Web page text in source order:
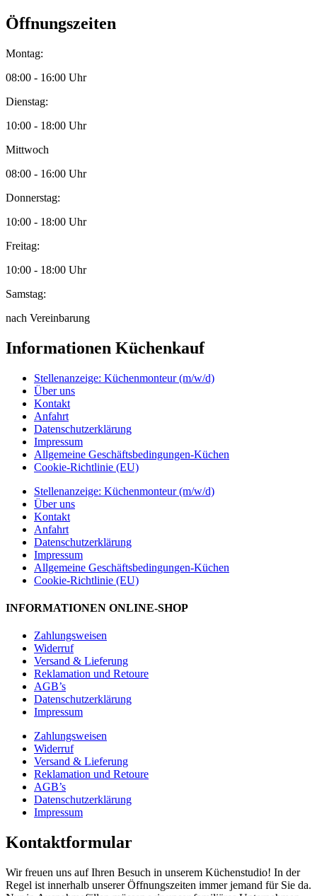
Öffnungszeiten
Montag:
08:00 - 16:00 Uhr
Dienstag:
10:00 - 18:00 Uhr
Mittwoch
08:00 - 16:00 Uhr
Donnerstag:
10:00 - 18:00 Uhr
Freitag:
10:00 - 18:00 Uhr
Samstag:
nach Vereinbarung
Informationen Küchenkauf
Stellenanzeige: Küchenmonteur (m/w/d)
Über uns
Kontakt
Anfahrt
Datenschutzerklärung
Impressum
Allgemeine Geschäftsbedingungen-Küchen
Cookie-Richtlinie (EU)
Stellenanzeige: Küchenmonteur (m/w/d)
Über uns
Kontakt
Anfahrt
Datenschutzerklärung
Impressum
Allgemeine Geschäftsbedingungen-Küchen
Cookie-Richtlinie (EU)
INFORMATIONEN ONLINE-SHOP
Zahlungsweisen
Widerruf
Versand & Lieferung
Reklamation und Retoure
AGB’s
Datenschutzerklärung
Impressum
Zahlungsweisen
Widerruf
Versand & Lieferung
Reklamation und Retoure
AGB’s
Datenschutzerklärung
Impressum
Kontaktformular
Wir freuen uns auf Ihren Besuch in unserem Küchenstudio! In der
Regel ist innerhalb unserer Öffnungszeiten immer jemand für Sie da.